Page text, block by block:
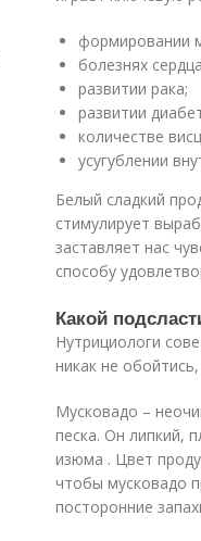
формировании
болезнях
развитии рака;
развитии
количестве
усугублении
Белый сладкий
стимулирует
заставляет нас
способу
Какой
Нутрициологи
никак не
Мусковадо –
песка. Он липкий,
изюма . Цвет
чтобы мусковадо
посторонние